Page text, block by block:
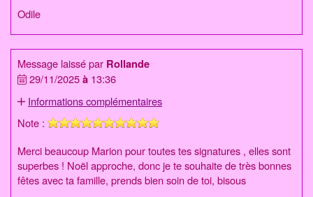
Odile
Message laissé par Rollande
29/11/2025à 13:36
Informations complémentaires
Note :
Merci beaucoup Marion pour toutes tes signatures , elles sont
superbes ! Noël approche, donc je te souhaite de très bonnes
fêtes avec ta famille, prends bien soin de toi, bisous